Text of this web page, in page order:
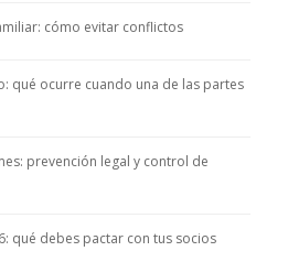
cómo evitar conflictos
qué ocurre cuando una de las partes
prevención legal y control de
qué debes pactar con tus socios